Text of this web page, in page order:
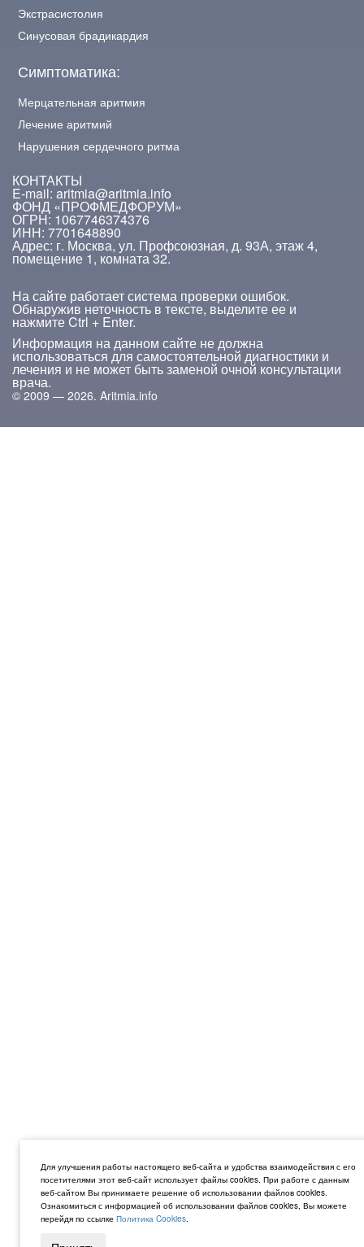
Экстрасистолия
Синусовая брадикардия
Симптоматика:
Мерцательная аритмия
Лечение аритмий
Нарушения сердечного ритма
КОНТАКТЫ
E-mail: aritmia@aritmia.info
ФОНД «ПРОФМЕДФОРУМ»
ОГРН: 1067746374376
ИНН: 7701648890
Адрес: г. Москва, ул. Профсоюзная, д. 93А, этаж 4,
помещение 1, комната 32.
На сайте работает система проверки ошибок.
Обнаружив неточность в тексте, выделите ее и
нажмите Ctrl + Enter.
Информация на данном сайте не должна
использоваться для самостоятельной диагностики и
лечения и не может быть заменой очной консультации
врача.
© 2009 — 2026. Aritmia.info
Для улучшения работы настоящего веб-сайта и удобства взаимодействия с его
посетителями этот веб-сайт использует файлы cookies. При работе с данным
веб-сайтом Вы принимаете решение об использовании файлов cookies.
Ознакомиться с информацией об использовании файлов cookies, Вы можете
перейдя по ссылке Политика Cookies.